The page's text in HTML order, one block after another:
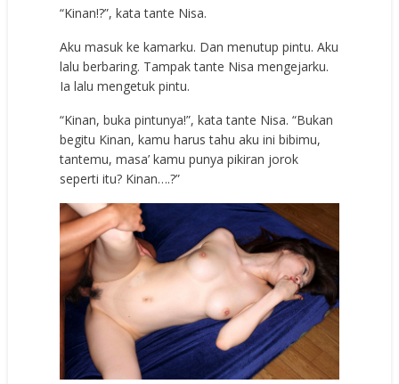
“Kinan!?”, kata tante Nisa.
Aku masuk ke kamarku. Dan menutup pintu. Aku
lalu berbaring. Tampak tante Nisa mengejarku.
Ia lalu mengetuk pintu.
“Kinan, buka pintunya!”, kata tante Nisa. “Bukan
begitu Kinan, kamu harus tahu aku ini bibimu,
tantemu, masa’ kamu punya pikiran jorok
seperti itu? Kinan….?”